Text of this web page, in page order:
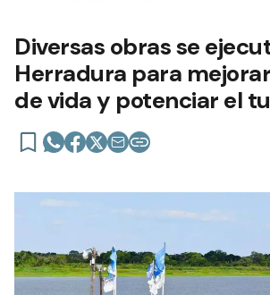
Diversas obras se
Herradura para
de vida y potenciar el